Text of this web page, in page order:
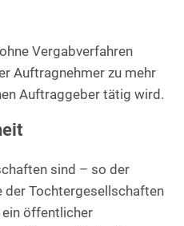
Vergabverfahren
Auftragnehmer zu mehr
Auftraggeber tätig wird.
sind – so der
der Tochtergesellschaften
ein öffentlicher